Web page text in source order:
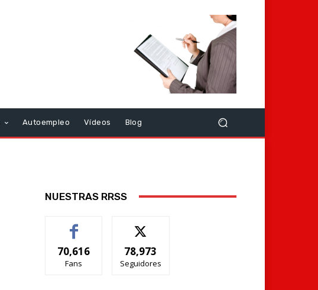
Autoempleo Vídeos Blog
NUESTRAS RRSS
70,616
Fans
78,973
Seguidores